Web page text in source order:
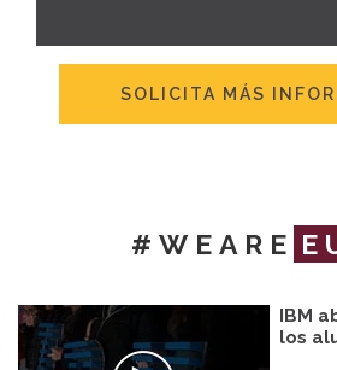
SOLICITA MÁS
#WEARE
IBM
los